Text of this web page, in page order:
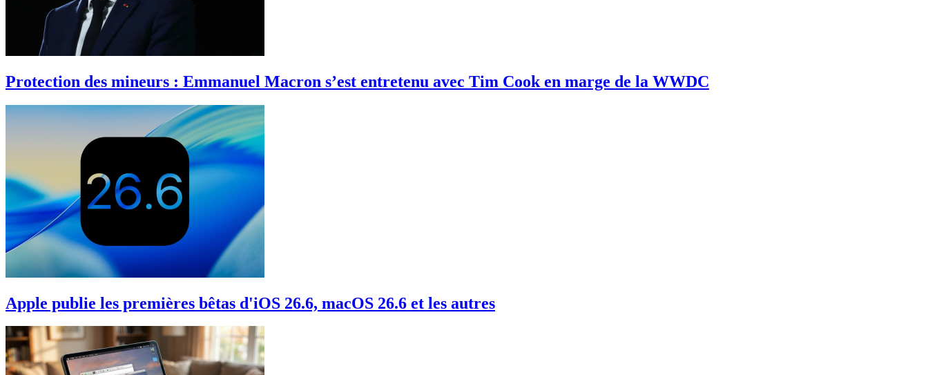
Protection des mineurs : Emmanuel Macron s’est entretenu avec Tim Cook en marge de la WWDC
Apple publie les premières bêtas d'iOS 26.6, macOS 26.6 et les autres